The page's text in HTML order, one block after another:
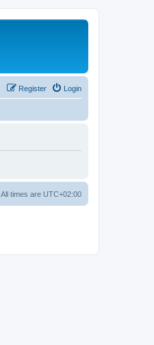
Login
Register
All times are UTC+02:00